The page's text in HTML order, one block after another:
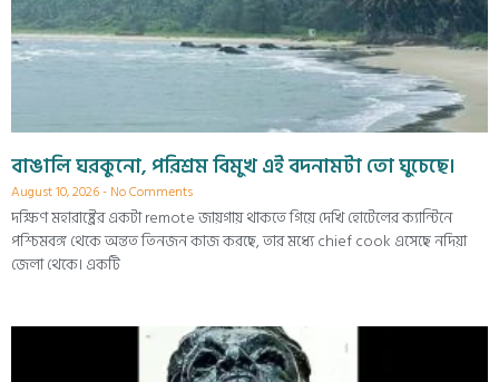
বাঙালি ঘরকুনো, পরিশ্রম বিমুখ এই বদনামটা তো ঘুচেছে।
August 10, 2026 No Comments
দক্ষিণ মহারাষ্ট্রের একটা remote জায়গায় থাকতে গিয়ে দেখি হোটেলের ক্যান্টিনে
পশ্চিমবঙ্গ থেকে অন্তত তিনজন কাজ করছে, তার মধ্যে chief cook এসেছে নদিয়া
জেলা থেকে। একটি